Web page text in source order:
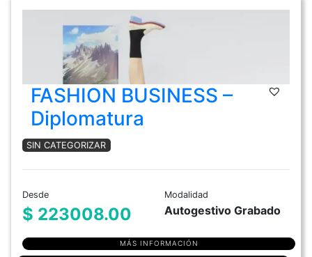
FASHION BUSINESS –
Diplomatura
SIN CATEGORIZAR
Desde
$ 223008.00
Modalidad
Autogestivo Grabado
MÁS INFORMACIÓN